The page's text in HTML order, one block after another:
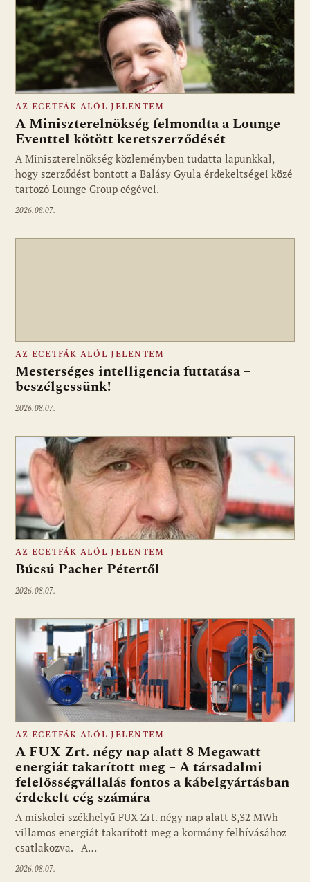
Fotó: media1.hu
AZ ECETFÁK ALÓL JELENTEM
A Miniszterelnökség felmondta a Lounge
Eventtel kötött keretszerződését
A Miniszterelnökség közleményben tudatta lapunkkal,
hogy szerződést bontott a Balásy Gyula érdekeltségei közé
tartozó Lounge Group cégével.
2026.08.07.
AZ ECETFÁK ALÓL JELENTEM
Mesterséges intelligencia futtatása –
beszélgessünk!
2026.08.07.
AZ ECETFÁK ALÓL JELENTEM
Búcsú Pacher Pétertől
2026.08.07.
AZ ECETFÁK ALÓL JELENTEM
A FUX Zrt. négy nap alatt 8 Megawatt
energiát takarított meg – A társadalmi
felelősségvállalás fontos a kábelgyártásban
érdekelt cég számára
A miskolci székhelyű FUX Zrt. négy nap alatt 8,32 MWh
villamos energiát takarított meg a kormány felhívásához
csatlakozva. A…
2026.08.07.